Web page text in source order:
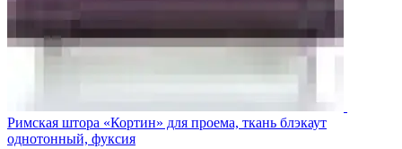
Римская штора «Кортин» для проема, ткань блэкаут
однотонный, фуксия